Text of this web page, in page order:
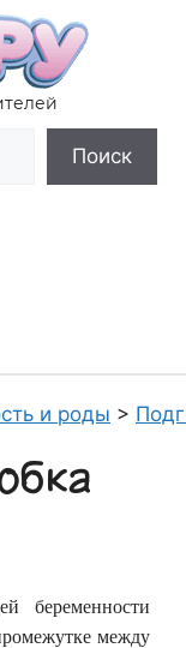
Поиск
и роды >
беременности
между